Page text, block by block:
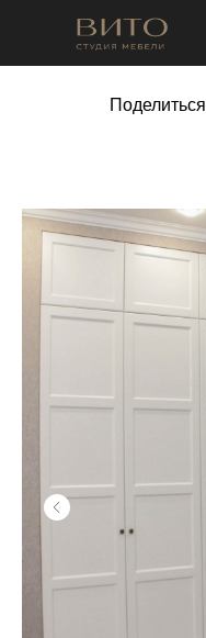
Поделиться